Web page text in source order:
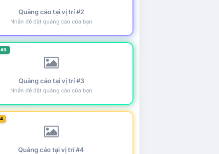
Quảng cáo tại vị trí #2
Nhấn để đặt quảng cáo của bạn
Quảng cáo tại vị trí #3
Nhấn để đặt quảng cáo của bạn
Quảng cáo tại vị trí #4